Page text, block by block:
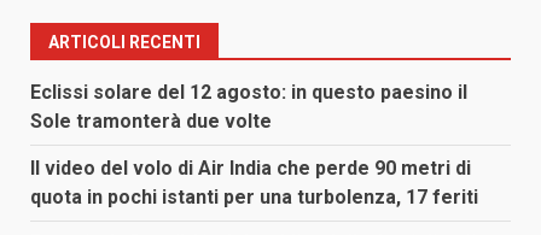
ARTICOLI RECENTI
Eclissi solare del 12 agosto: in questo paesino il
Sole tramonterà due volte
Il video del volo di Air India che perde 90 metri di
quota in pochi istanti per una turbolenza, 17 feriti